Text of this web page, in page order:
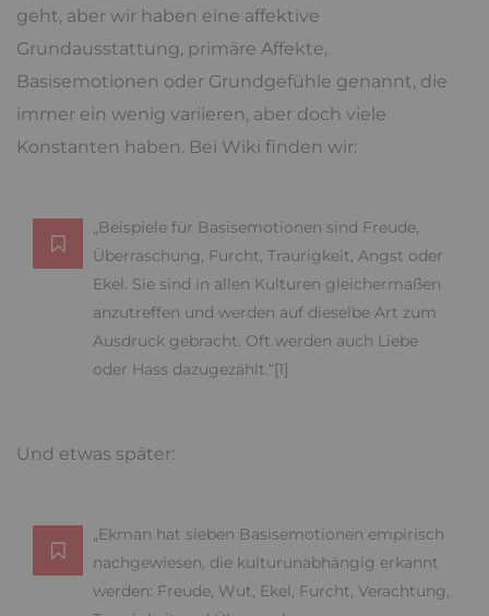
geht, aber wir haben eine affektive
Grundausstattung, primäre Affekte,
Basisemotionen oder Grundgefühle genannt, die
immer ein wenig variieren, aber doch viele
Konstanten haben. Bei Wiki finden wir:
„Beispiele für Basisemotionen sind Freude,
Überraschung, Furcht, Traurigkeit, Angst oder
Ekel. Sie sind in allen Kulturen gleichermaßen
anzutreffen und werden auf dieselbe Art zum
Ausdruck gebracht. Oft werden auch Liebe
oder Hass dazugezählt.“[1]
Und etwas später:
„Ekman hat sieben Basisemotionen empirisch
nachgewiesen, die kulturunabhängig erkannt
werden: Freude, Wut, Ekel, Furcht, Verachtung,